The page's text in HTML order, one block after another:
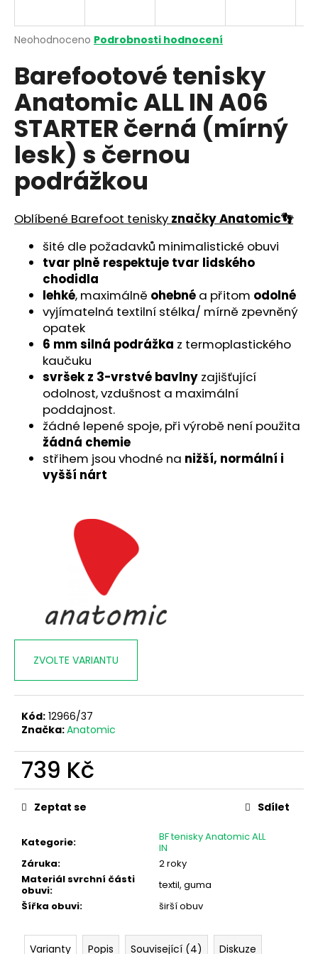
Průměrné
produktu
je
0,0
z
5
hvězdiček.
Neohodnoceno Podrobnosti hodnocení
Barefootové tenisky
Anatomic ALL IN A06
STARTER černá (mírný
lesk) s černou
podrážkou
Oblíbené Barefoot tenisky značky Anatomic👣
šité dle požadavků minimalistické obuvi
tvar plně respektuje tvar lidského
chodidla
lehké, maximálně ohebné a přitom odolné
vyjímatelná textilní stélka/ mírně zpevněný
opatek
6 mm silná podrážka z termoplastického
kaučuku
svršek z 3-vrstvé bavlny zajišťující
odolnost, vzdušnost a maximální
poddajnost.
žádné lepené spoje, při výrobě není použita
žádná chemie
střihem jsou vhodné na nižší, normální i
vyšší nárt
ZVOLTE VARIANTU
Kód: 12966/37
Značka:Anatomic
739 Kč
Měrná
cena:
Kategorie:
BF tenisky Anatomic ALL
IN
Záruka:
2 roky
Materiál svrchní části
obuvi:
textil, guma
Šířka obuvi: širší obuv
Zeptat se Sdílet
Varianty Popis Související (4) Diskuze
j
t
?
HLEDAT
D